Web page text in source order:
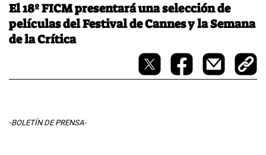
El 18º FICM presentará una selección de
películas del Festival de Cannes y la Semana
de la Crítica
-BOLETÍN DE PRENSA-